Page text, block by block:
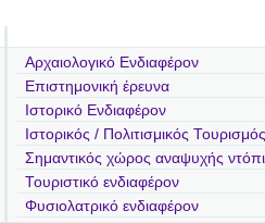
Αρχαιολογικό Ενδιαφέρον
Επιστημονική έρευνα
Ιστορικό Ενδιαφέρον
Ιστορικός / Πολιτισμικός Τουρισμός
Σημαντικός χώρος αναψυχής
Τουριστικό ενδιαφέρον
Φυσιολατρικό ενδιαφέρον